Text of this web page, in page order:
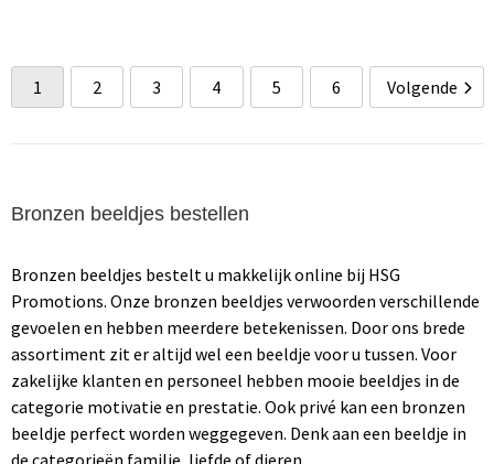
1 2 3 4 5 6 Volgende
Bronzen beeldjes bestellen
Bronzen beeldjes bestelt u makkelijk online bij HSG
Promotions. Onze bronzen beeldjes verwoorden verschillende
gevoelen en hebben meerdere betekenissen. Door ons brede
assortiment zit er altijd wel een beeldje voor u tussen. Voor
zakelijke klanten en personeel hebben mooie beeldjes in de
categorie motivatie en prestatie. Ook privé kan een bronzen
beeldje perfect worden weggegeven. Denk aan een beeldje in
de categorieën familie, liefde of dieren.